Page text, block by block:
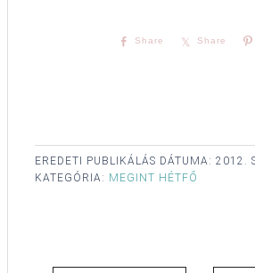
Share Share
EREDETI PUBLIKÁLÁS DÁTUMA: 2012.
KATEGÓRIA: MEGINT HÉTFŐ